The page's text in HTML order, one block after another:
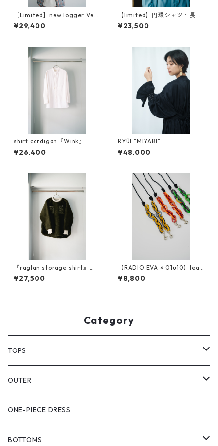
【Limited】new logger Vest
（ニューロガーベスト）
¥29,400
【limited】円環シャツ・長
袖 crease care finishing
（イージーケア）
¥23,500
shirt cardigan『Wink』
¥26,400
RYŪI "MIYABI"
¥48,000
『raglan storage shirt』ボ
ア素材
¥27,500
【RADIO EVA × 01u10】leat
her chain strap
¥8,800
Category
TOPS
PULL OVER
SHIRT
VEST
OUTER
VEST
JACKET
ONE-PIECE DRESS
BOTTOMS